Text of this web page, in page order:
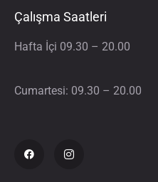
Çalışma Saatleri
Hafta İçi 09.30 – 20.00
Cumartesi: 09.30 – 20.00